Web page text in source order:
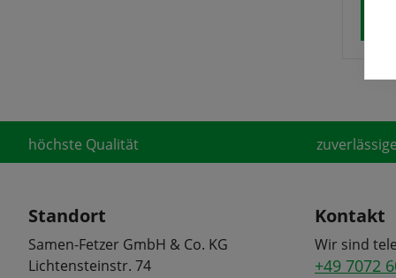
höchste Qualität
Standort
Samen-Fetzer GmbH & Co. KG
Lichtensteinstr. 74
Kontakt
Wir sind
+49 7072